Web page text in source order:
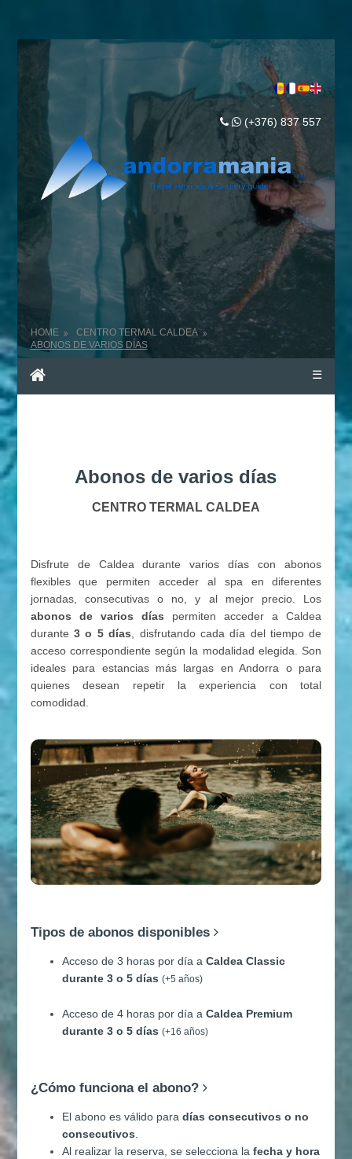
(+376) 837 557
HOME
CENTRO TERMAL CALDEA
ABONOS DE VARIOS DÍAS
☰
Abonos de varios días
CENTRO TERMAL CALDEA
Disfrute de Caldea durante varios días con abonos
flexibles que permiten acceder al spa en diferentes
jornadas, consecutivas o no, y al mejor precio. Los
abonos de varios días permiten acceder a Caldea
durante 3 o 5 días , disfrutando cada día del tiempo de
acceso correspondiente según la modalidad elegida. Son
ideales para estancias más largas en Andorra o para
quienes desean repetir la experiencia con total
comodidad.
Tipos de abonos disponibles
Acceso de 3 horas por día a Caldea Classic
durante 3 o 5 días (+5 años)
Acceso de 4 horas por día a Caldea Premium
durante 3 o 5 días (+16 años)
¿Cómo funciona el abono?
El abono es válido para días consecutivos o no
consecutivos
Al realizar la reserva, se selecciona la fecha y hora